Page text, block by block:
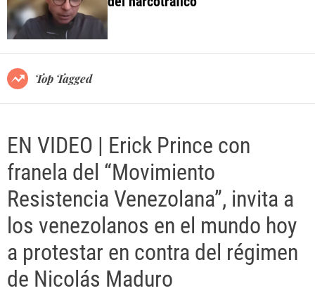
o
e
Top Tagged
EN VIDEO | Erick Prince con
franela del “Movimiento
Resistencia Venezolana”, invita a
los venezolanos en el mundo hoy
a protestar en contra del régimen
de Nicolás Maduro